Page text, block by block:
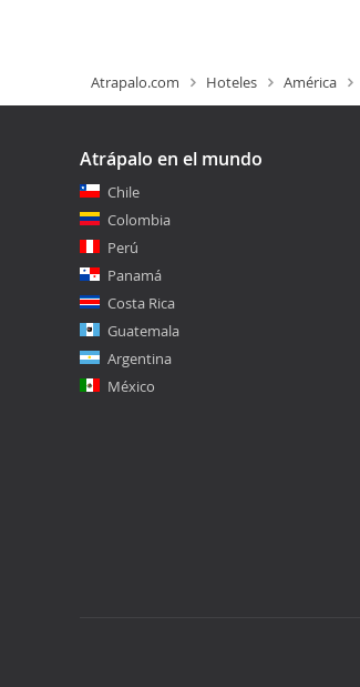
Atrapalo.com Hoteles América
Atrápalo en el mundo
Chile
Colombia
Perú
Panamá
Costa Rica
Guatemala
Argentina
México